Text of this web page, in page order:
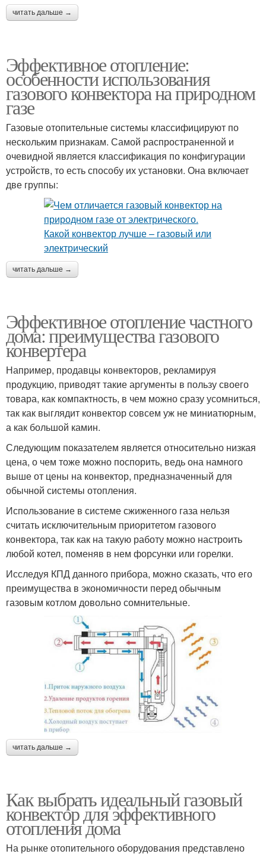
читать дальше →
Эффективное отопление:
особенности использования
газового конвектора на природном
газе
Газовые отопительные системы классифицируют по
нескольким признакам. Самой распространенной и
очевидной является классификация по конфигурации
устройств, то есть способу их установки. Она включает
две группы:
читать дальше →
Эффективное отопление частного
дома: преимущества газового
конвертера
Например, продавцы конвекторов, рекламируя
продукцию, приводят такие аргументы в пользу своего
товара, как компактность, в чем можно сразу усомниться,
так как выглядит конвектор совсем уж не миниатюрным,
а как большой камин.
Следующим показателем является относительно низкая
цена, о чем тоже можно поспорить, ведь она намного
выше от цены на конвектор, предназначенный для
обычной системы отопления.
Использование в системе сжиженного газа нельзя
считать исключительным приоритетом газового
конвектора, так как на такую работу можно настроить
любой котел, поменяв в нем форсунки или горелки.
Исследуя КПД данного прибора, можно сказать, что его
преимущества в экономичности перед обычным
газовым котлом довольно сомнительные.
читать дальше →
Как выбрать идеальный газовый
конвектор для эффективного
отопления дома
На рынке отопительного оборудования представлено